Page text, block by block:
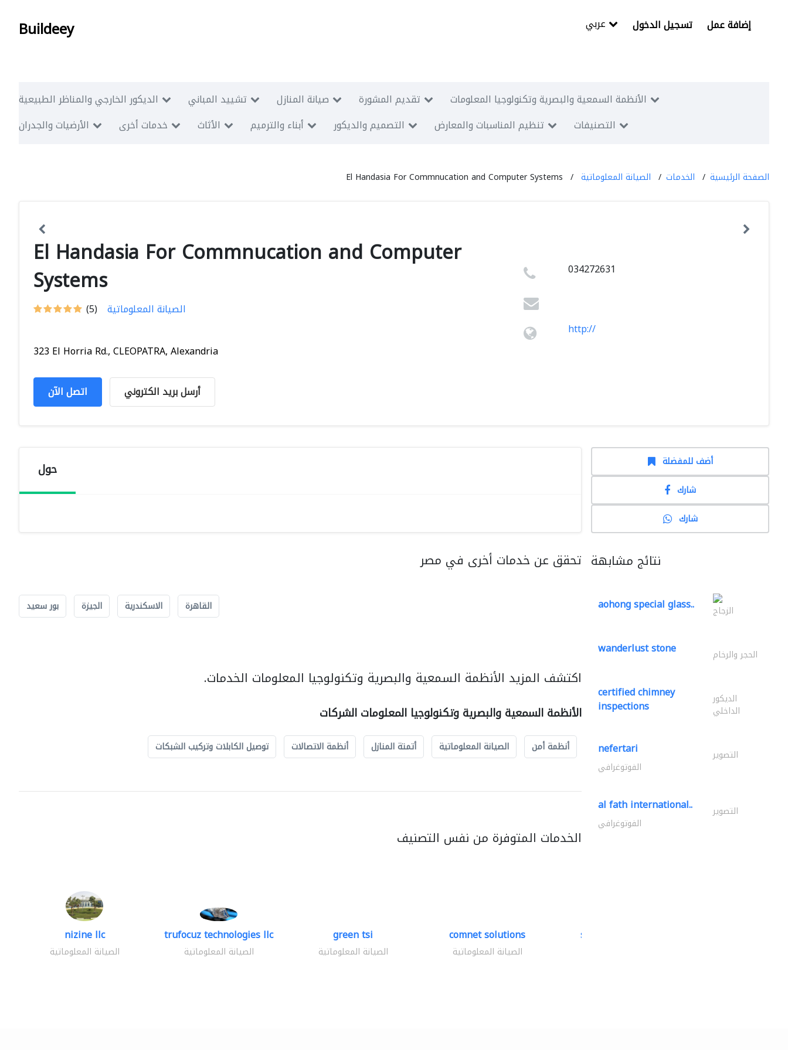
Buildeey تسجيل الدخول إضافة عمل
الديكور الخارجي والمناظر الطبيعية تشييد المباني صيانة المنازل تقديم المشورة
الأنظمة السمعية والبصرية وتكنولوجيا المعلومات
الأرضيات والجدران
خدمات أخرى الأثاث أبناء والترميم التصميم والديكور تنظيم المناسبات والمعارض التصنيفات
الصفحة الرئيسية الخدمات الصيانة المعلوماتية El Handasia For Commnucation and Computer Systems
El Handasia For Commnucation and Computer
Systems
(5) الصيانة المعلوماتية
323 El Horria Rd., CLEOPATRA, Alexandria
اتصل الآن أرسل بريد الكتروني
034272631
http://
حول
تحقق عن خدمات أخرى في مصر
القاهرة الاسكندرية الجيزة بور سعيد
اكتشف المزيد الأنظمة السمعية والبصرية وتكنولوجيا المعلومات الخدمات.
الأنظمة السمعية والبصرية وتكنولوجيا المعلومات الشركات
أنظمة أمن الصيانة المعلوماتية أتمتة المنازل أنظمة الاتصالات توصيل الكابلات وتركيب الشبكات
الخدمات المتوفرة من نفس التصنيف
nizine llc
الصيانة المعلوماتية
trufocuz technologies llc
الصيانة المعلوماتية
green tsi
الصيانة المعلوماتية
comnet solutions
الصيانة المعلوماتية
semac consultants
أضف للمفضلة
شارك
شارك
نتائج مشابهة
aohong special glass.. الزجاج
wanderlust stone الحجر والرخام
certified chimney
inspections الديكور
الداخلي
nefertari التصوير
الفوتوغرافي
al fath international.. التصوير
الفوتوغرافي